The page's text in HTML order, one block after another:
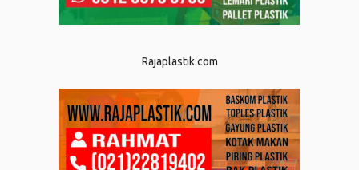
Rajaplastik.com